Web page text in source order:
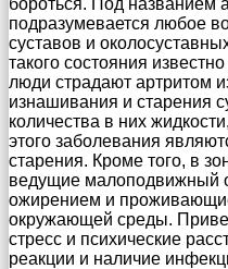
подразумевается любое
суставов и
такого состояния
люди страдают артритом
изнашивания и старения
количества в них
этого заболевания
старения. Кроме того, в
ведущие малоподвижный
ожирением и
окружающей среды.
стресс и психические
реакции и наличие